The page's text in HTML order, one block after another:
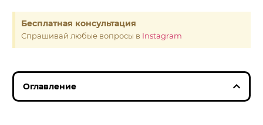
Бесплатная консультация
Спрашивай любые вопросы в Instagram
Оглавление